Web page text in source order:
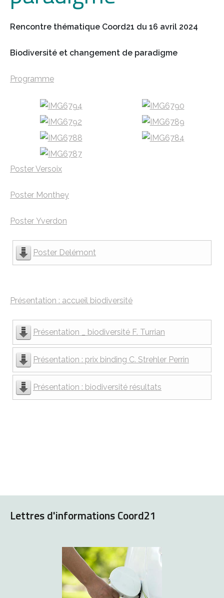
Rencontre thématique Coord21 du 16 avril 2024
Biodiversité et changement de paradigme
Programme
Poster Versoix
Poster Monthey
Poster Yverdon
Poster Delémont
Présentation : accueil biodiversité
Présentation _ biodiversité F. Turrian
Présentation : prix binding C. Strehler Perrin
Présentation : biodiversité résultats
Lettres d'informations Coord21